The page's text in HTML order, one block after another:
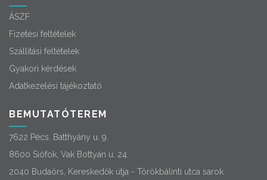
ÁSZF
Fizetési feltételek
Szállítási feltételek
Gyakori kérdések
Adatkezelési tájékoztató
BEMUTATÓTEREM
7622 Pécs, Batthyány u. 9.
8600 Siófok, Vak Bottyán u. 24.
2040 Budaörs, Kereskedők útja - Törökbálinti utca sarok